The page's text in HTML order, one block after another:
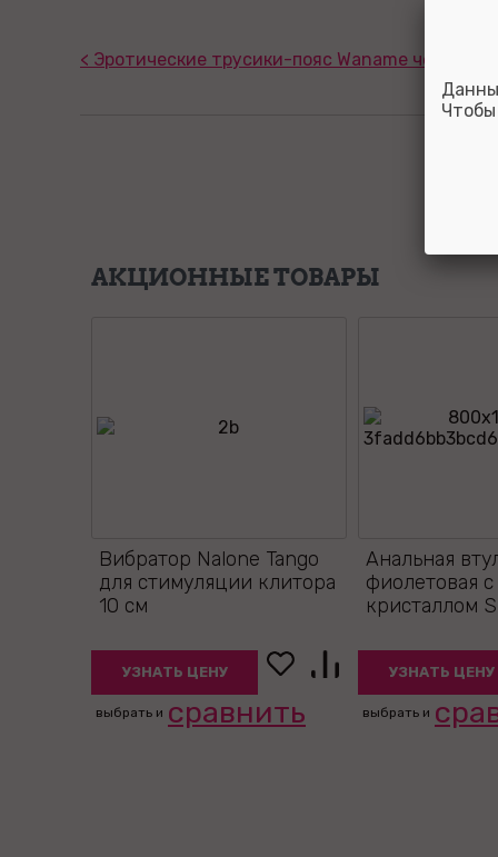
< Эротические трусики-пояс Waname черные
АКЦИОННЫЕ ТОВАРЫ
Вибратор Nalone Tango
для стимуляции клитора
10 см
УЗНАТЬ ЦЕНУ
выбрать и сравнить
Анальная
фиолетовая
кристаллом
УЗНАТЬ ЦЕНУ
выбрать и